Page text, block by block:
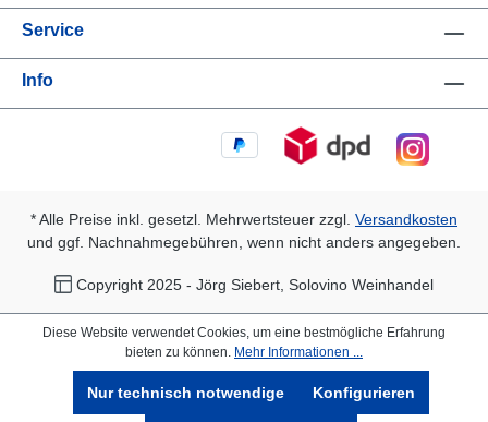
Service
Info
* Alle Preise inkl. gesetzl. Mehrwertsteuer zzgl. Versandkosten
und ggf. Nachnahmegebühren, wenn nicht anders angegeben.
Copyright 2025 - Jörg Siebert, Solovino Weinhandel
Diese Website verwendet Cookies, um eine bestmögliche Erfahrung
bieten zu können. Mehr Informationen ...
Nur technisch notwendige Konfigurieren